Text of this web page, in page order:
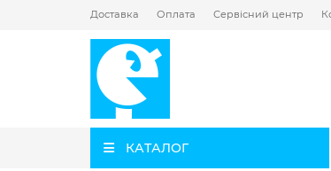
Доставка Оплата Сервісний центр
КАТАЛОГ